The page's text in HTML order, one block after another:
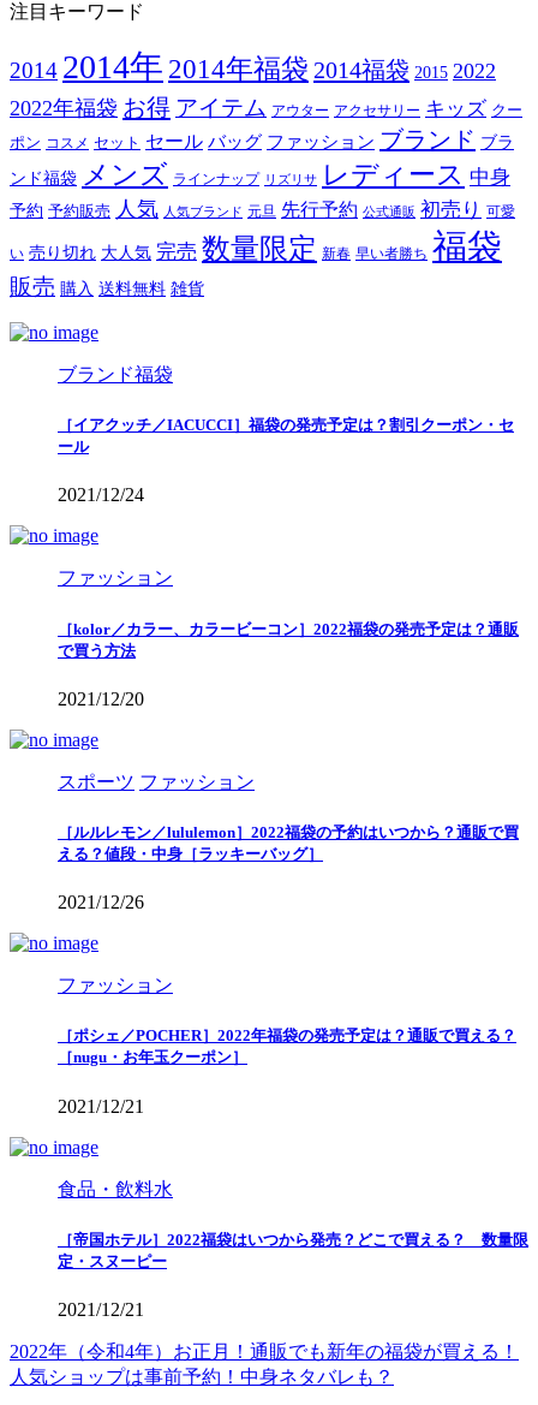
注目キーワード
2014 2014年 2014年福袋 2014福袋 2015 2022
2022年福袋 お得 アイテム アウター アクセサリー キッズ クー
ポン コスメ セット セール バッグ ファッション ブランド ブラ
ンド福袋 メンズ ラインナップ リズリサ レディース 中身
予約 予約販売 人気 人気ブランド 元旦 先行予約 公式通販 初売り 可愛
い 売り切れ 大人気 完売 数量限定 新春 早い者勝ち 福袋
販売 購入 送料無料 雑貨
ブランド福袋
［イアクッチ／IACUCCI］福袋の発売予定は？割引クーポン・セ
ール
2021/12/24
ファッション
［kolor／カラー、カラービーコン］2022福袋の発売予定は？通販
で買う方法
2021/12/20
スポーツ ファッション
［ルルレモン／lululemon］2022福袋の予約はいつから？通販で買
える？値段・中身［ラッキーバッグ］
2021/12/26
ファッション
［ポシェ／POCHER］2022年福袋の発売予定は？通販で買える？
［nugu・お年玉クーポン］
2021/12/21
食品・飲料水
［帝国ホテル］2022福袋はいつから発売？どこで買える？ 数量限
定・スヌーピー
2021/12/21
2022年（令和4年）お正月！通販でも新年の福袋が買える！
人気ショップは事前予約！中身ネタバレも？